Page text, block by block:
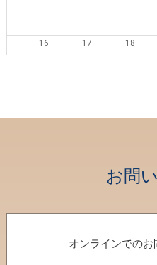
16 17 18
お問
オンラインでのお